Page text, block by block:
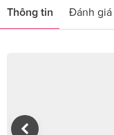
Thông tin Đánh giá